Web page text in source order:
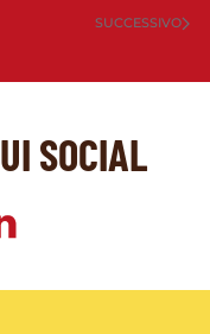
SUCCESSIVO
SOCIAL